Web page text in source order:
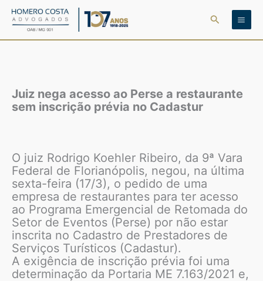
para
Pesquisar
Juiz nega acesso ao Perse a restaurante
sem inscrição prévia no Cadastur
O juiz Rodrigo Koehler Ribeiro, da 9ª Vara
Federal de Florianópolis, negou, na última
sexta-feira (17/3), o pedido de uma
empresa de restaurantes para ter acesso
ao Programa Emergencial de Retomada do
Setor de Eventos (Perse) por não estar
inscrita no Cadastro de Prestadores de
Serviços Turísticos (Cadastur).
A exigência de inscrição prévia foi uma
determinação da Portaria ME 7.163/2021 e,